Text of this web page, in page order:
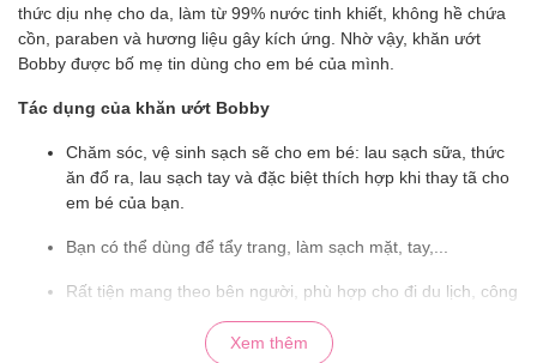
thức dịu nhẹ cho da, làm từ 99% nước tinh khiết, không hề chứa
cồn, paraben và hương liệu gây kích ứng. Nhờ vậy, khăn ướt
Bobby được bố mẹ tin dùng cho em bé của mình.
Tác dụng của khăn ướt Bobby
Chăm sóc, vệ sinh sạch sẽ cho em bé: lau sạch sữa, thức
ăn đổ ra, lau sạch tay và đặc biệt thích hợp khi thay tã cho
em bé của bạn.
Bạn có thể dùng để tẩy trang, làm sạch mặt, tay,...
Rất tiện mang theo bên người, phù hợp cho đi du lịch, công
Xem thêm